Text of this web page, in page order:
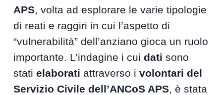
APS, volta ad esplorare le varie tipologie
di reati e raggiri in cui l’aspetto di
“vulnerabilità” dell’anziano gioca un ruolo
importante. L’indagine i cuidati sono
statielaborati attraverso ivolontari del
Servizio Civile dell’ANCoS APS, è stata